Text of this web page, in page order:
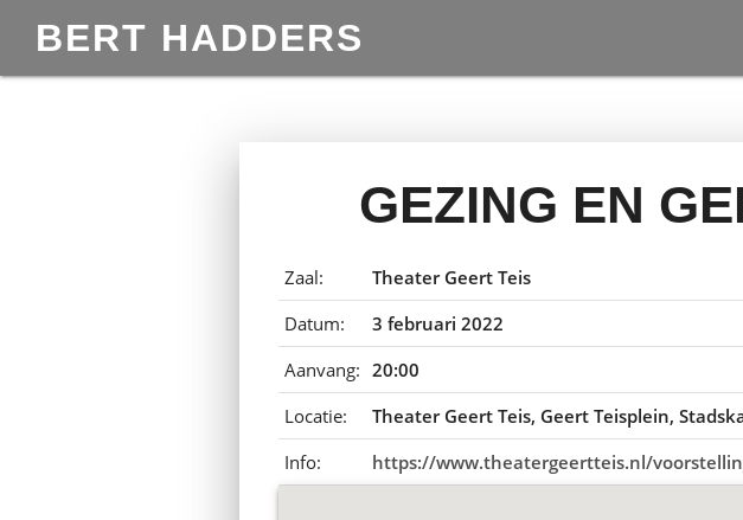
BERT HADDERS
GEZING EN
Zaal:
Theater Geert Teis
Datum:
3 februari 2022
Aanvang: 20:00
Locatie:
Theater Geert Teis, Geert Teisplein,
Info:
https://www.theatergeertteis.nl/